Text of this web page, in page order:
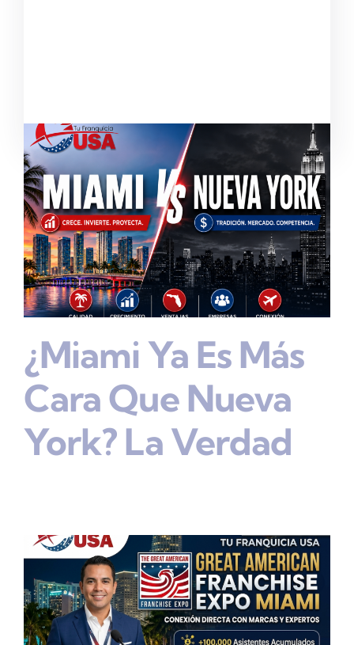
¿Miami Ya Es Más
Cara Que Nueva
York? La Verdad